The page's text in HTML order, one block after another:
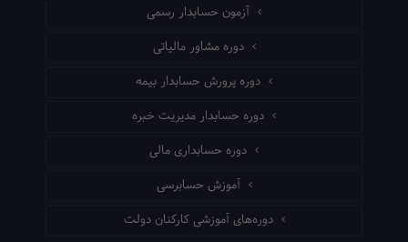
آزمون حسابدار رسمی
دوره مشاور مالیاتی
دوره پرورش حسابدار بیمه
دوره حسابدار مدیریت خبره
دوره حسابداری مالی
آموزش حسابرسی
دوره‌های آموزشی کارکنان دولت